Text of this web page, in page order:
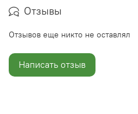
Отзывы
Отзывов еще никто не оставлял
Написать отзыв